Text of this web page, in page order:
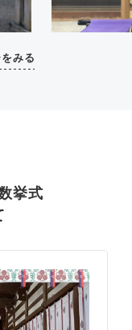
みる
挙式